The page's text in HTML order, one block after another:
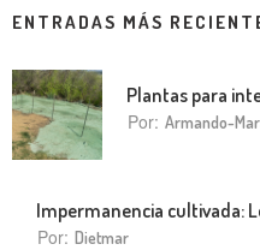
ENTRADAS MÁS
Plantas para
Por: Armando-
Impermanencia cultivada:
Por: Dietmar